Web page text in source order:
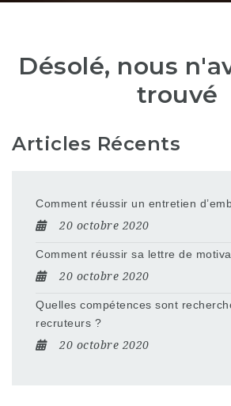
Désolé, nous
trouvé
Articles Récents
Comment réussir un entretien
20 octobre 2020
Comment réussir sa lettre de
20 octobre 2020
Quelles compétences sont
recruteurs ?
20 octobre 2020